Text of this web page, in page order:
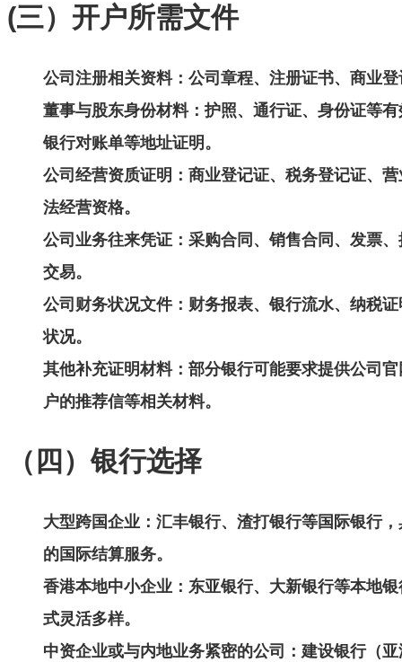
(三）开户所需文件
公司注册相关资料：公司章程、注册证书、商业
董事与股东身份材料：护照、通行证、身份证等
银行对账单等地址证明。
公司经营资质证明 ：商业登记证、税务登记证、
法经营资格。
公司业务往来凭证 ：采购合同、销售合同、发票
交易。
公司财务状况文件：财务报表、银行流水、纳税
状况。
其他补充证明材料：部分银行可能要求提供公司
户的推荐信等相关材料。
（四）银行选择
大型跨国企业 ：汇丰银行、渣打银行等国际银行
的国际结算服务。
香港本地中小企业 ：东亚银行、大新银行等本地
式灵活多样。
中资企业或与内地业务紧密的公司
：建设银行（